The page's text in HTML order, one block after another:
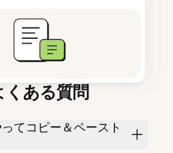
くある質問
てコピー＆ペースト